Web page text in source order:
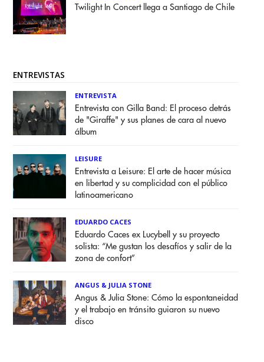
Twilight In Concert llega a Santiago de Chile
ENTREVISTAS
ENTREVISTA
Entrevista con Gilla Band: El proceso detrás
de "Giraffe" y sus planes de cara al nuevo
álbum
LEISURE
Entrevista a Leisure: El arte de hacer música
en libertad y su complicidad con el público
latinoamericano
EDUARDO CACES
Eduardo Caces ex Lucybell y su proyecto
solista: “Me gustan los desafíos y salir de la
zona de confort”
ANGUS & JULIA STONE
Angus & Julia Stone: Cómo la espontaneidad
y el trabajo en tránsito guiaron su nuevo
disco